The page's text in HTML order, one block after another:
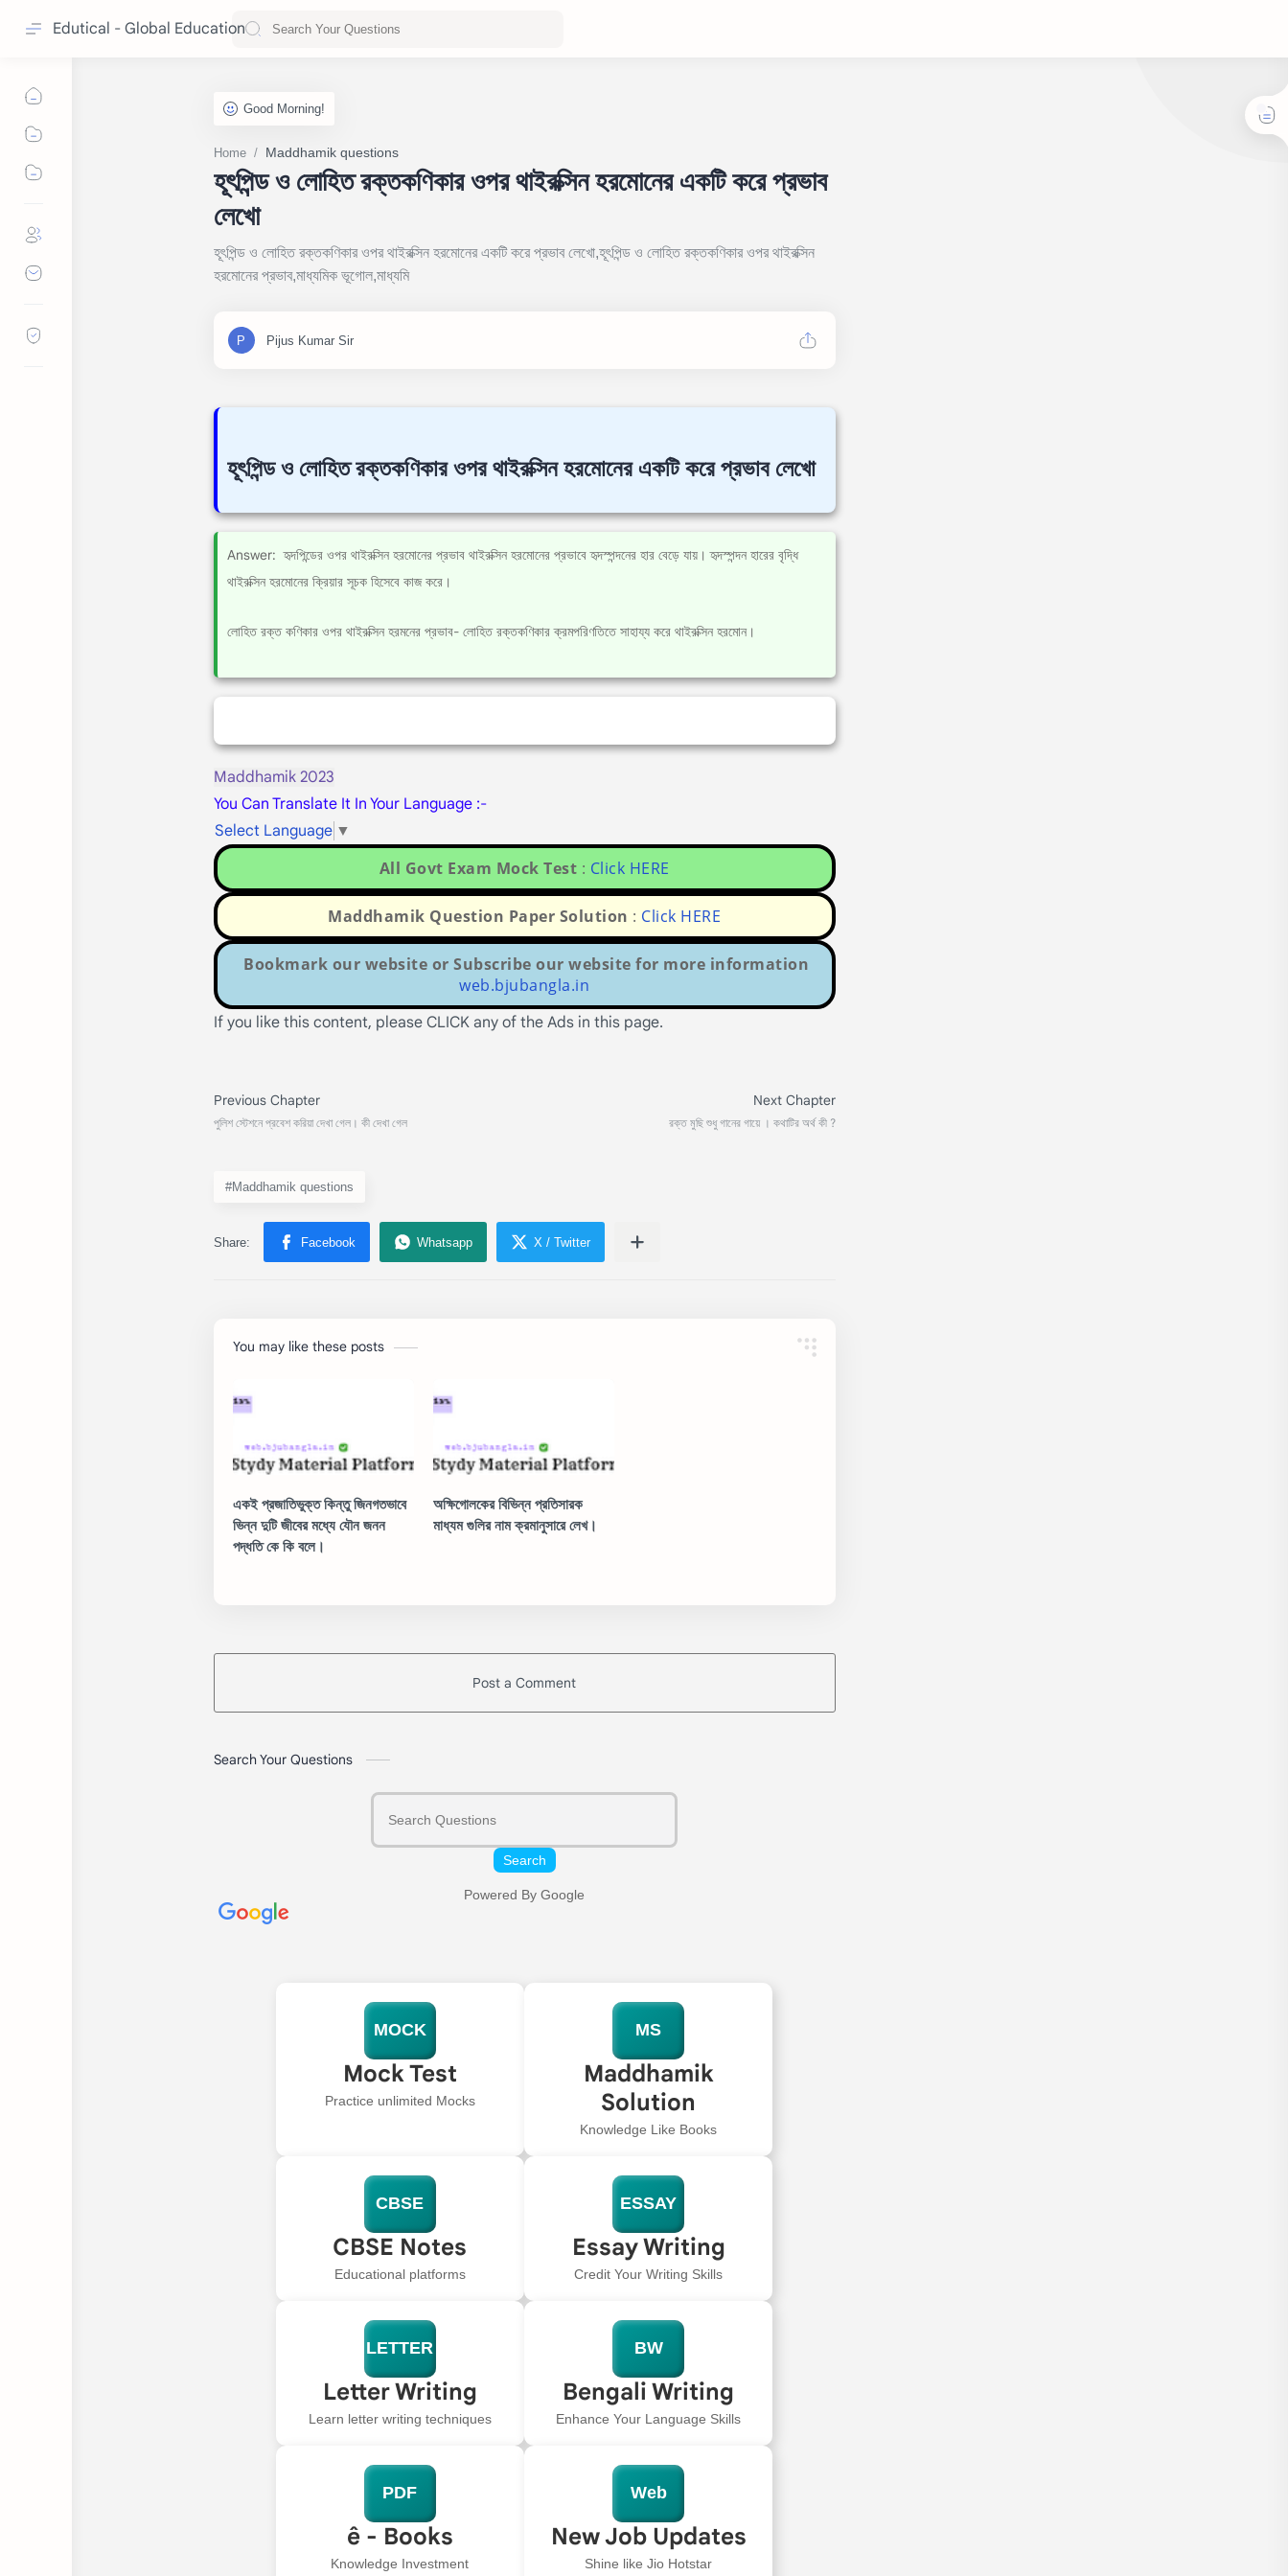
Edutical - Global Education
Home Maddhamik questions
হূৎপিন্ড ও লোহিত রক্তকণিকার ওপর থাইরক্সিন হরমোনের একটি করে প্রভাব
লেখো
হূৎপিন্ড ও লোহিত রক্তকণিকার ওপর থাইরক্সিন হরমোনের একটি করে প্রভাব লেখো,হূৎপিন্ড ও লোহিত রক্তকণিকার ওপর থাইরক্সিন
হরমোনের প্রভাব,মাধ্যমিক ভূগোল,মাধ্যমি
হূৎপিন্ড ও লোহিত রক্তকণিকার ওপর থাইরক্সিন হরমোনের একটি করে প্রভাব লেখো
Answer: হৃদপিন্ডের ওপর থাইরক্সিন হরমোনের প্রভাব থাইরক্সিন হরমোনের প্রভাবে হৃদস্পন্দনের হার বেড়ে যায়। হৃদস্পন্দন হারের বৃদ্ধি
থাইরক্সিন হরমোনের ক্রিয়ার সূচক হিসেবে কাজ করে।
লোহিত রক্ত কণিকার ওপর থাইরক্সিন হরমনের প্রভাব- লোহিত রক্তকণিকার ক্রমপরিণতিতে সাহায্য করে থাইরক্সিন হরমোন।
Maddhamik 2023
You Can Translate It In Your Language :-
Select Language ▼
All Govt Exam Mock Test : Click HERE
Maddhamik Question Paper Solution : Click HERE
Bookmark our website or Subscribe our website for more information
web.bjubangla.in
If you like this content, please CLICK any of the Ads in this page.
#Maddhamik questions
You may like these posts
একই প্রজাতিভুক্ত কিন্তু জিনগতভাবে
ভিন্ন দুটি জীবের মধ্যে যৌন জনন
পদ্ধতি কে কি বলে।
অক্ষিগোলকের বিভিন্ন প্রতিসারক
মাধ্যম গুলির নাম ক্রমানুসারে লেখ।
Post a Comment
Search Your Questions
Search
Powered By Google
MOCK
Mock Test
Practice unlimited Mocks
MS
Maddhamik
Solution
Knowledge Like Books
CBSE
CBSE Notes
Educational platforms
ESSAY
Essay Writing
Credit Your Writing Skills
LETTER
Letter Writing
Learn letter writing techniques
BW
Bengali Writing
Enhance Your Language Skills
PDF
ê - Books
Knowledge Investment
Web
New Job Updates
Shine like Jio Hotstar